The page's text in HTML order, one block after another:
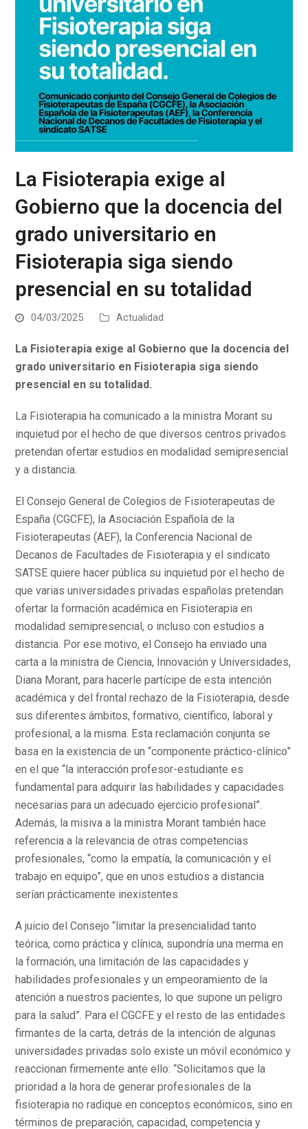
La Fisioterapia exige al
Gobierno que la docencia del
grado universitario en
Fisioterapia siga siendo
presencial en su totalidad
04/03/2025 Actualidad
La Fisioterapia exige al Gobierno que la docencia del
grado universitario en Fisioterapia siga siendo
presencial en su totalidad.
La Fisioterapia ha comunicado a la ministra Morant su
inquietud por el hecho de que diversos centros privados
pretendan ofertar estudios en modalidad semipresencial
y a distancia.
El Consejo General de Colegios de Fisioterapeutas de
España (CGCFE), la Asociación Española de la
Fisioterapeutas (AEF), la Conferencia Nacional de
Decanos de Facultades de Fisioterapia y el sindicato
SATSE quiere hacer pública su inquietud por el hecho de
que varias universidades privadas españolas pretendan
ofertar la formación académica en Fisioterapia en
modalidad semipresencial, o incluso con estudios a
distancia. Por ese motivo, el Consejo ha enviado una
carta a la ministra de Ciencia, Innovación y Universidades,
Diana Morant, para hacerle partícipe de esta intención
académica y del frontal rechazo de la Fisioterapia, desde
sus diferentes ámbitos, formativo, científico, laboral y
profesional, a la misma. Esta reclamación conjunta se
basa en la existencia de un “componente práctico-clínico”
en el que “la interacción profesor-estudiante es
fundamental para adquirir las habilidades y capacidades
necesarias para un adecuado ejercicio profesional”.
Además, la misiva a la ministra Morant también hace
referencia a la relevancia de otras competencias
profesionales, “como la empatía, la comunicación y el
trabajo en equipo”, que en unos estudios a distancia
serían prácticamente inexistentes.
A juicio del Consejo “limitar la presencialidad tanto
teórica, como práctica y clínica, supondría una merma en
la formación, una limitación de las capacidades y
habilidades profesionales y un empeoramiento de la
atención a nuestros pacientes, lo que supone un peligro
para la salud”. Para el CGCFE y el resto de las entidades
firmantes de la carta, detrás de la intención de algunas
universidades privadas solo existe un móvil económico y
reaccionan firmemente ante ello: “Solicitamos que la
prioridad a la hora de generar profesionales de la
fisioterapia no radique en conceptos económicos, sino en
términos de preparación, capacidad, competencia y